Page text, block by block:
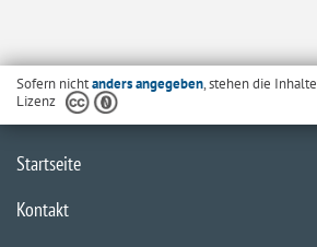
Sofern nichtanders angegeben, stehen die
Lizenz
Startseite
Kontakt